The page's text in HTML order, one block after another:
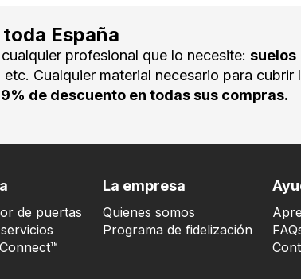
España
profesional que lo necesite: suelos
etc. Cualquier material necesario para cubrir
de descuento en todas sus compras.
de puertas
La empresa
Quienes somos
Programa de fidelización